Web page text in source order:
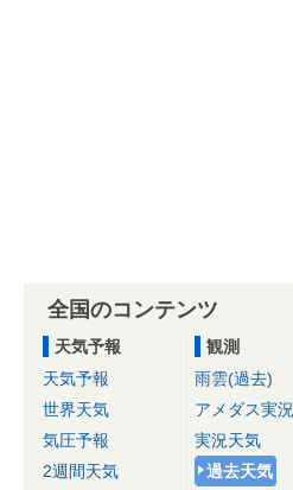
全国のコンテンツ
天気予報
天気予報
世界天気
気圧予報
2週間天気
観測
雨雲(過去)
アメダス実況
実況天気
過去天気